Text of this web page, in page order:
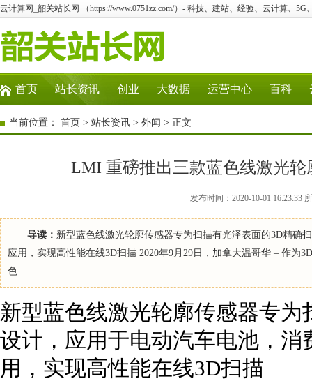
云计算网_韶关站长网 （https://www.0751zz.com/）- 科技、建站、经验、云计算、5G
首页 站长资讯 创业 大数据 运营中心 百科
当前位置： 首页 > 站长资讯 > 外闻 > 正文
LMI 重磅推出三款蓝色线激光轮
发布时间：2020-10-01 16:23:33
导读： 新型蓝色线激光轮廓传感器专为扫描有光泽表面的3D精确
应用，实现高性能在线3D扫描 2020年9月29日，加拿大温哥华 – 作为
色
新型蓝色线激光轮廓传感器专
设计，应用于电动汽车电池，
用，实现高性能在线3D扫描